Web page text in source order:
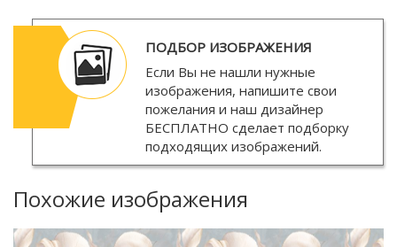
ПОДБОР ИЗОБРАЖЕНИЯ
Если Вы не нашли нужные
изображения, напишите свои
пожелания и наш дизайнер
БЕСПЛАТНО сделает подборку
подходящих изображений.
Похожие изображения